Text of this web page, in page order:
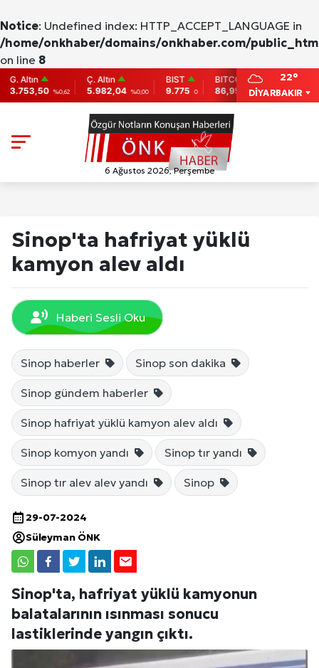
Notice: Undefined index: HTTP_ACCEPT_LANGUAGE in
/home/onkhaber/domains/onkhaber.com/
on line 8
%0,62
Ç. Altın
5.982,04 %0,00
BIST
9.775
0
BITCOIN
86,956.742
-0.31
2,007.26
DİYARBAKIR
22°
6 Ağustos 2026, Perşembe
Sinop'ta hafriyat yüklü
kamyon alev aldı
Haberi Sesli Oku
Sinop haberler Sinop son dakika
Sinop gündem haberler
Sinop hafriyat yüklü kamyon alev aldı
Sinop komyon yandı Sinop tır yandı
Sinop tır alev alev yandı Sinop
29-07-2024
Süleyman ÖNK
Sinop'ta, hafriyat yüklü kamyonun
balatalarının ısınması sonucu
lastiklerinde yangın çıktı.